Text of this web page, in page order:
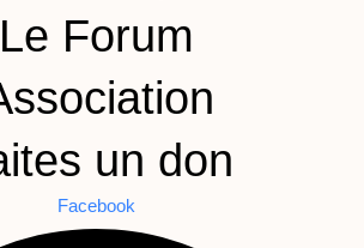
Le Forum
un don
Facebook